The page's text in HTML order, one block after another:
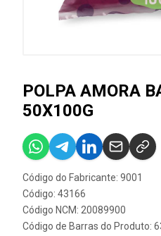
POLPA AMORA
50X100G
Código do Fabricante: 9001
Código: 43166
Código NCM: 20089900
Código de Barras do Produto: